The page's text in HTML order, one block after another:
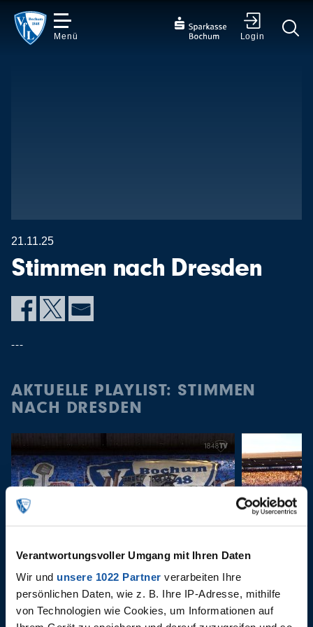
Verantwortungsvoller Umgang mit Ihren Daten
Wir und unsere 1022 Partner verarbeiten Ihre
persönlichen Daten, wie z. B. Ihre IP-Adresse, mithilfe
von Technologien wie Cookies, um Informationen auf
Menü Login
21.11.25
Stimmen nach Dresden
---
AKTUELLE PLAYLIST: STIMMEN
NACH DRESDEN
07.08.2026
Highlights: VfL Bochum 1848 -
Hertha BSC
VfL